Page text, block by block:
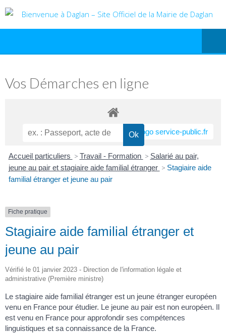
Vos Démarches en ligne
Accueil particuliers > Travail - Formation > Salarié au pair,
jeune au pair et stagiaire aide familial étranger > Stagiaire aide
familial étranger et jeune au pair
Fiche pratique
Stagiaire aide familial étranger et
jeune au pair
Vérifié le 01 janvier 2023 - Direction de l'information légale et
administrative (Première ministre)
Le stagiaire aide familial étranger est un jeune étranger européen
venu en France pour étudier. Le jeune au pair est non européen. Il
est venu en France pour approfondir ses compétences
linguistiques et sa connaissance de la France.